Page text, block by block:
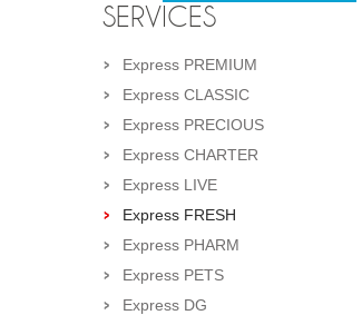
SERVICES
Express PREMIUM
Express CLASSIC
Express PRECIOUS
Express CHARTER
Express LIVE
Express FRESH
Express PHARM
Express PETS
Express DG